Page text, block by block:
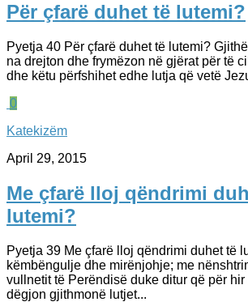
Për çfarë duhet të lutemi?
Pyetja 40 Për çfarë duhet të lutemi?
na drejton dhe frymëzon në gjërat për të
dhe këtu përfshihet edhe lutja që vetë
0
Katekizëm
April 29, 2015
Me çfarë lloj qëndrimi
lutemi?
Pyetja 39 Me çfarë lloj qëndrimi duhet të
këmbëngulje dhe mirënjohje; me
vullnetit të Perëndisë duke ditur që për hir
dëgjon gjithmonë lutjet...